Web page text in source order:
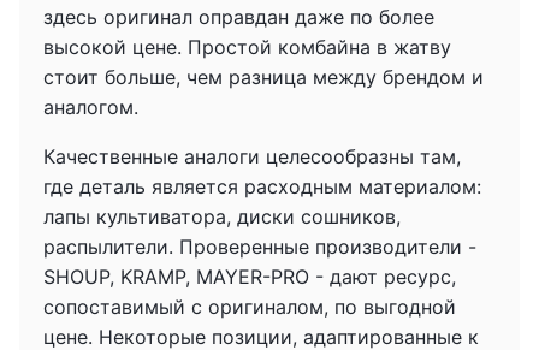
здесь оригинал оправдан даже по более
высокой цене. Простой комбайна в жатву
стоит больше, чем разница между брендом и
аналогом.
Качественные аналоги целесообразны там,
где деталь является расходным материалом:
лапы культиватора, диски сошников,
распылители. Проверенные производители -
SHOUP, KRAMP, MAYER-PRO - дают ресурс,
сопоставимый с оригиналом, по выгодной
цене. Некоторые позиции, адаптированные к